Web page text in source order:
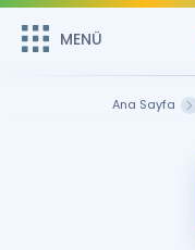
MENÜ
Remzi Hoca ile seni
MENÜ
Ana Sayfa